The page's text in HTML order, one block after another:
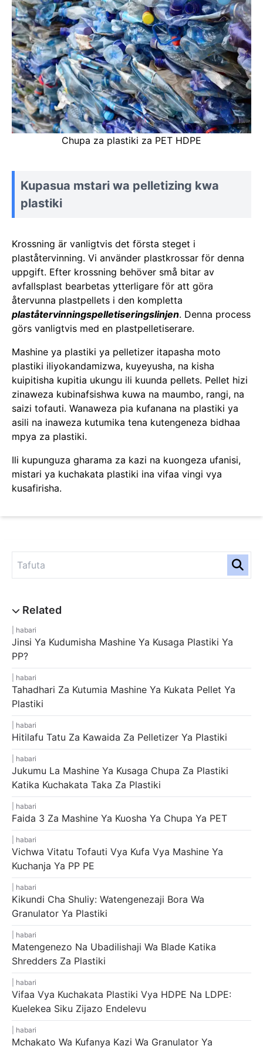
habari
Jinsi Ya Kudumisha Mashine Ya Kusaga Plastiki Ya
PP?
habari
Tahadhari Za Kutumia Mashine Ya Kukata Pellet Ya
Plastiki
habari
Hitilafu Tatu Za Kawaida Za Pelletizer Ya Plastiki
habari
Jukumu La Mashine Ya Kusaga Chupa Za Plastiki
Katika Kuchakata Taka Za Plastiki
habari
Faida 3 Za Mashine Ya Kuosha Ya Chupa Ya PET
habari
Vichwa Vitatu Tofauti Vya Kufa Vya Mashine Ya
Kuchanja Ya PP PE
habari
Kikundi Cha Shuliy: Watengenezaji Bora Wa
Granulator Ya Plastiki
habari
Matengenezo Na Ubadilishaji Wa Blade Katika
Shredders Za Plastiki
habari
Vifaa Vya Kuchakata Plastiki Vya HDPE Na LDPE:
Kuelekea Siku Zijazo Endelevu
habari
Mchakato Wa Kufanya Kazi Wa Granulator Ya
Chupa za plastiki za PET HDPE
Kupasua mstari wa pelletizing kwa
plastiki
Krossning är vanligtvis det första steget i
plaståtervinning. Vi använder plastkrossar för denna
uppgift. Efter krossning behöver små bitar av
avfallsplast bearbetas ytterligare för att göra
återvunna plastpellets i den kompletta
plaståtervinningspelletiseringslinjen. Denna process
görs vanligtvis med en plastpelletiserare.
Mashine ya plastiki ya pelletizer itapasha moto
plastiki iliyokandamizwa, kuyeyusha, na kisha
kuipitisha kupitia ukungu ili kuunda pellets. Pellet hizi
zinaweza kubinafsishwa kuwa na maumbo, rangi, na
saizi tofauti. Wanaweza pia kufanana na plastiki ya
asili na inaweza kutumika tena kutengeneza bidhaa
mpya za plastiki.
Ili kupunguza gharama za kazi na kuongeza ufanisi,
mistari ya kuchakata plastiki ina vifaa vingi vya
kusafirisha.